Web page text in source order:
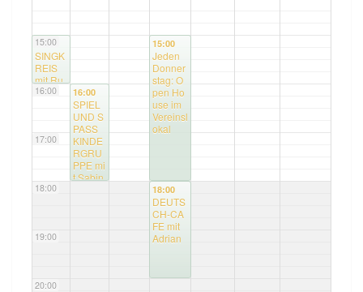
15:00
16:00
17:00
18:00
19:00
20:00
15:00
SINGK
REIS
mit Ru
dolf
16:00
SPIEL
UND S
PASS
KINDE
RGRU
PPE mi
t Sabin
15:00
Jeden
Donner
stag: O
pen Ho
use im
Vereinsl
okal
18:00
DEUTS
CH-CA
FE mit
Adrian